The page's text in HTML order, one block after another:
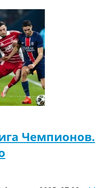
Чемпионов.